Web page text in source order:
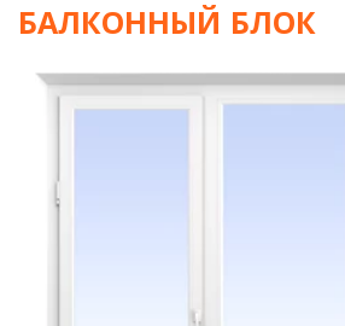
БАЛКОННЫЙ БЛОК